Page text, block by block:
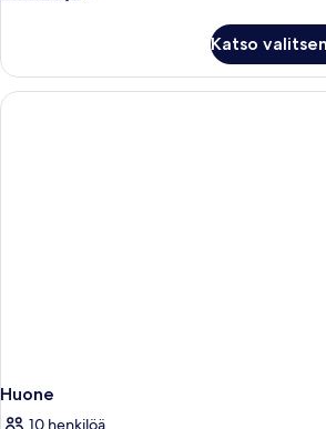
superior-
huone
Katso
Huone
10 henkilöä